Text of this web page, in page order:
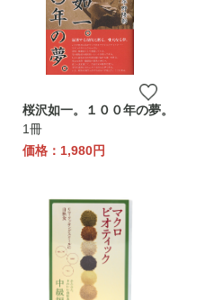
桜沢如一。１００年の夢。
1冊
価格：1,980円